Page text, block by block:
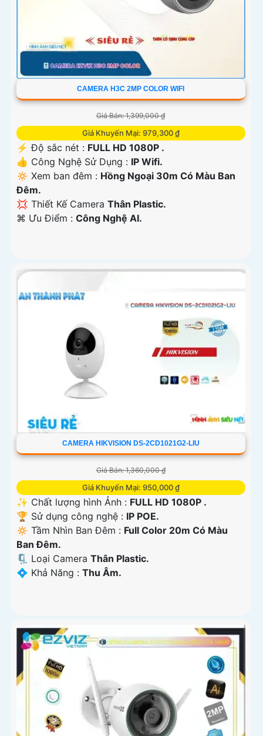
CAMERA H3C 2MP COLOR WIFI
Giá Bán: 1,399,000 ₫
Giá Khuyến Mại: 979,300 ₫
️⚡ Độ sắc nét : FULL HD 1080P .
👍 Công Nghệ Sử Dụng : IP Wifi.
🔅 Xem ban đêm : Hồng Ngoại 30m Có Màu Ban
Ðêm.
💢 Thiết Kế Camera Thân Plastic.
️⌘ Ưu Điểm : Công Nghệ AI.
CAMERA HIKVISION DS-2CD1021G2-LIU
Giá Bán: 1,360,000 ₫
Giá Khuyến Mại: 950,000 ₫
✨ Chất lượng hình Ảnh : FULL HD 1080P .
🏆 Sử dụng công nghệ : IP POE.
🔅 Tầm Nhìn Ban Đêm : Full Color 20m Có Màu
Ban Ðêm.
🗜️ Loại Camera Thân Plastic.
️💠 Khả Năng : Thu Âm.